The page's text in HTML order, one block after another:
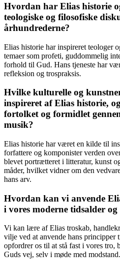
Hvordan har Elias historie
teologiske og filosofiske
århundrederne?
Elias historie har inspireret teologer
temaer som profeti, guddommelig
forhold til Gud. Hans tjeneste har
refleksion og trospraksis.
Hvilke kulturelle og
inspireret af Elias historie,
fortolket og formidlet
musik?
Elias historie har været en kilde til
forfattere og komponister verden
blevet portrætteret i litteratur, kunst
måder, hvilket vidner om den
hans arv.
Hvordan kan vi anvende
i vores moderne tidsalder
Vi kan lære af Elias troskab,
vilje ved at anvende hans principper
opfordrer os til at stå fast i vores tro,
Guds vej, selv i møde med modstand.